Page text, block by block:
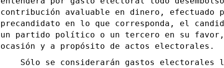
contribución avaluable en dinero, efectuado
precandidato en lo que corresponda, el
un partido político o un tercero en su favor,
ocasión y a propósito de actos electorales.
Sólo se considerarán gastos electorales